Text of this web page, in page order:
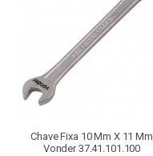
Chave Fixa 10 Mm X 11 Mm
Vonder 37.41.101.100